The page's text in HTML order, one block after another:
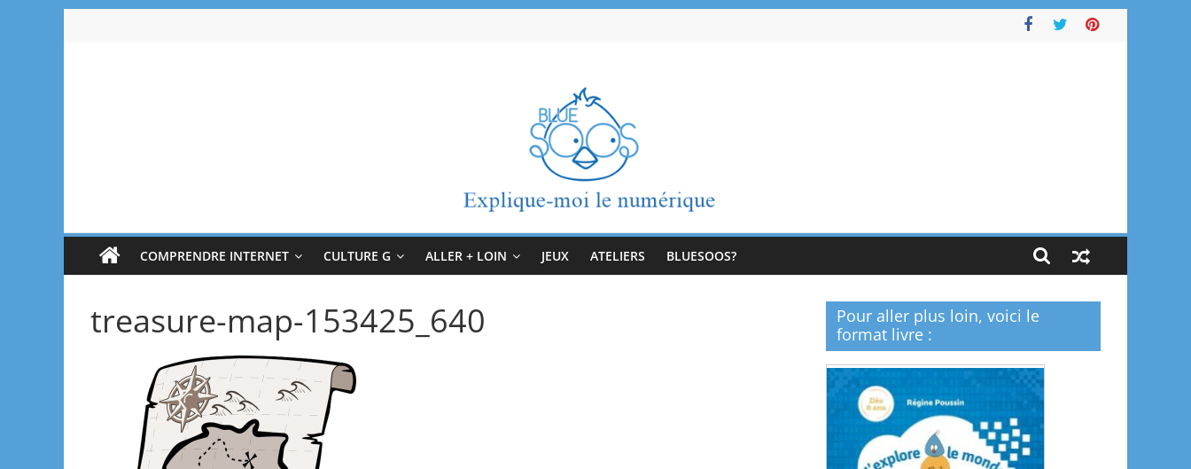
COMPRENDRE INTERNET CULTURE G ALLER + LOIN JEUX ATELIERS BLUESOOS?
treasure-map-153425_640
Pour aller plus loin, voici le
format livre :